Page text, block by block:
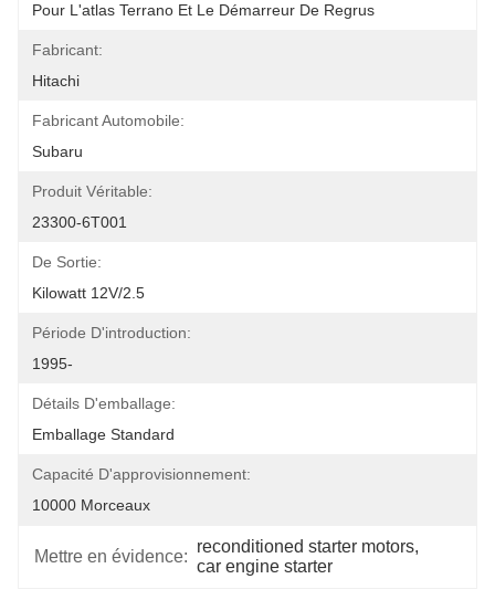
Pour L'atlas Terrano Et Le Démarreur De Regrus
Fabricant:
Hitachi
Fabricant Automobile:
Subaru
Produit Véritable:
23300-6T001
De Sortie:
Kilowatt 12V/2.5
Période D'introduction:
1995-
Détails D'emballage:
Emballage Standard
Capacité D'approvisionnement:
10000 Morceaux
Mettre en évidence:
reconditioned starter motors,
car engine starter